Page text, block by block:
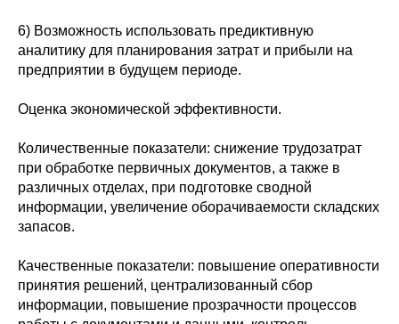
6) Возможность использовать предиктивную
аналитику для планирования затрат и прибыли на
предприятии в будущем периоде.
Оценка экономической эффективности.
Количественные показатели: снижение трудозатрат
при обработке первичных документов, а также в
различных отделах, при подготовке сводной
информации, увеличение оборачиваемости складских
запасов.
Качественные показатели: повышение оперативности
принятия решений, централизованный сбор
информации, повышение прозрачности процессов